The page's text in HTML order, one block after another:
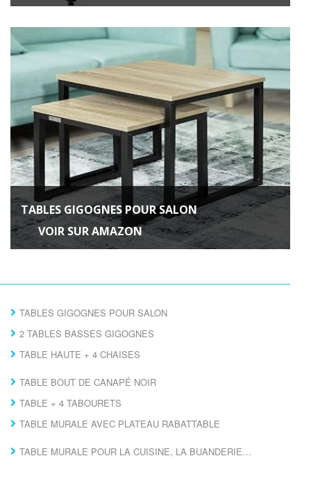
TABLES GIGOGNES POUR SALON
VOIR SUR AMAZON
TABLES GIGOGNES POUR SALON
2 TABLES BASSES GIGOGNES
TABLE HAUTE + 4 CHAISES
TABLE BOUT DE CANAPÉ NOIR
TABLE + 4 TABOURETS
TABLE MURALE AVEC PLATEAU RABATTABLE
TABLE MURALE POUR LA CUISINE, LA BUANDERIE…